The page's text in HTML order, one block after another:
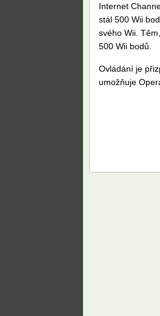
Internet
stál 500 Wii
svého Wii.
500 Wii bodů.
Ovládání je
umožňuje